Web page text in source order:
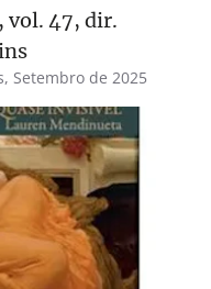
vol. 47, dir.
Setembro de 2025